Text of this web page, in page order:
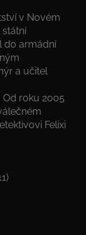
v Novém
státní
do armádní
a učitel
Od roku 2005
Felixi